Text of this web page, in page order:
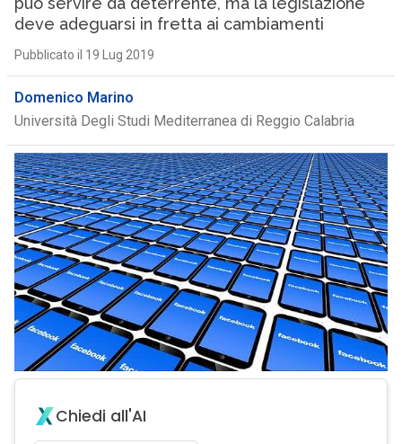
deve adeguarsi in fretta ai cambiamenti
Pubblicato il 19 Lug 2019
Domenico Marino
Università Degli Studi Mediterranea di Reggio Calabria
Chiedi all'AI